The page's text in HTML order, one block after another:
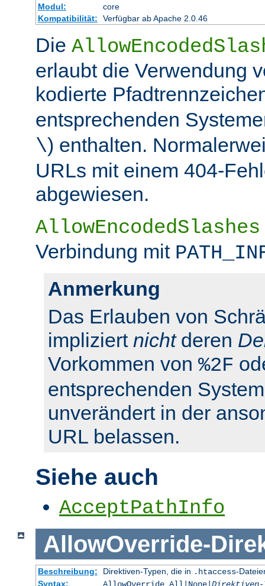
Modul:
core
Kompatibilität:
Verfügbar ab Apache 2.0.46
Die
erlaubt die Verwendung
kodierte
entsprechenden
\) enthalten.
URLs mit einem 404-
abgewiesen.
AllowEncodedSlashes
Verbindung mit
Anmerkung
Das Erlauben von
impliziert nichtderen
Vorkommen von %2F
entsprechenden
unverändert in der
URL belassen.
Siehe auch
AcceptPathInfo
AllowOverride-
Beschreibung: Direktiven-Typen, die in .htaccess-
Syntax: